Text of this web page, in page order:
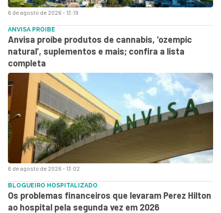
6 de agosto de 2026 - 13:19
6 de agosto de 2026 - 13:02
ANVISA PROIBE
Anvisa proíbe produtos de cannabis, ‘ozempic
natural’, suplementos e mais; confira a lista
completa
BLOGUEIRO HOSPITALIZADO
Os problemas financeiros que levaram Perez Hilton
ao hospital pela segunda vez em 2026